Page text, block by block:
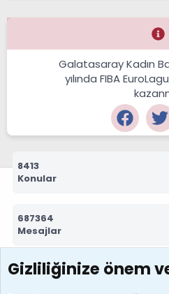
Galatasaray Kadın
yılında FIBA
8413
Konular
687364
Mesajlar
7392
Kullanıcılar
Gizliliğinize önem